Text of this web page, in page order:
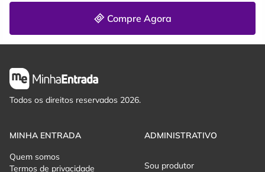
A documentação deverá ser anexada no formulário on-line no
ato da compra e reapresentada para validação novamente na
Serão aceitos:
Laudo médico contendo:
? CID (Classificação Internacional de Doenças)
- Benefício ativo (BPC/LOAS ou INSS) com indicação da
Compre Agora
Todos os direitos reservados 2026.
MINHA ENTRADA
Quem somos
Termos de privacidade
ADMINISTRATIVO
Sou produtor